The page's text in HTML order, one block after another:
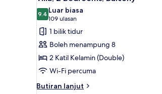
Non
Smoking
semua
foto
untuk
Villa,
2
Bedrooms,
Balcony
9.49.4 daripada 10
Luar biasa
109 ulasan
(109
ulasan)
1 bilik tidur
Boleh menampung 8
2 Katil Kelamin (Double)
Wi-Fi percuma
Butiran lanjut
Butiran